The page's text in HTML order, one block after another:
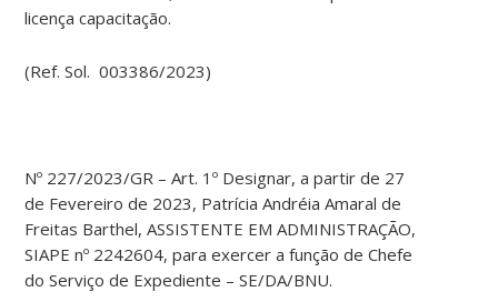
licença capacitação.
(Ref. Sol. 003386/2023)
Nº 227/2023/GR – Art. 1º Designar, a partir de 27
de Fevereiro de 2023, Patrícia Andréia Amaral de
Freitas Barthel, ASSISTENTE EM ADMINISTRAÇÃO,
SIAPE nº 2242604, para exercer a função de Chefe
do Serviço de Expediente – SE/DA/BNU.